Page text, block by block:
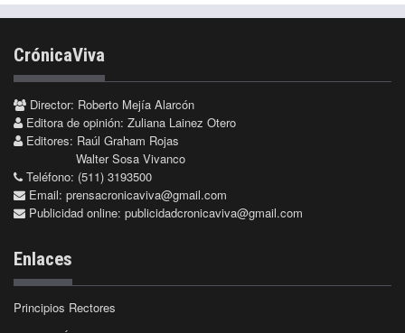
CrónicaViva
Director: Roberto Mejía Alarcón
Editora de opinión: Zuliana Lainez Otero
Editores: Raúl Graham Rojas
Walter Sosa Vivanco
Teléfono: (511) 3193500
Email: prensacronicaviva@gmail.com
Publicidad online: publicidadcronicaviva@gmail.com
Enlaces
Principios Rectores